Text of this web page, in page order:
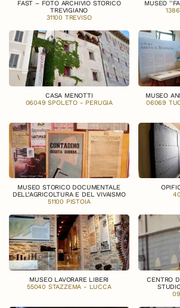
FAST – FOTO ARCHIVIO STORICO
TREVIGIANO
31100 TREVISO
MUSEO
CASA MENOTTI
06049 SPOLETO - PERUGIA
MUSEO
06069
MUSEO STORICO DOCUMENTALE
DELL‘AGRICOLTURA E DEL VIVAISMO
51100 PISTOIA
MUSEO LAVORARE LIBERI
55040 STAZZEMA - LUCCA
CENTRO